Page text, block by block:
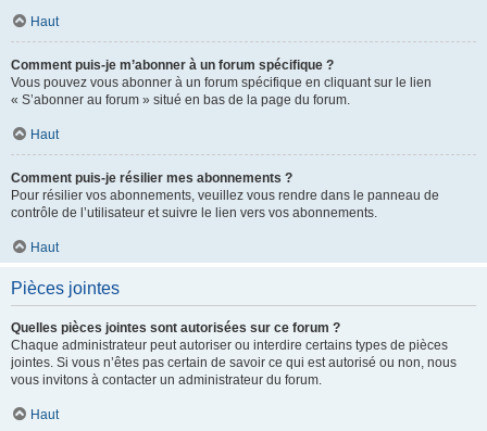
Haut
Comment puis-je m’abonner à un forum spécifique ?
Vous pouvez vous abonner à un forum spécifique en cliquant sur le lien
« S’abonner au forum » situé en bas de la page du forum.
Haut
Comment puis-je résilier mes abonnements ?
Pour résilier vos abonnements, veuillez vous rendre dans le panneau de
contrôle de l’utilisateur et suivre le lien vers vos abonnements.
Haut
Pièces jointes
Quelles pièces jointes sont autorisées sur ce forum ?
Chaque administrateur peut autoriser ou interdire certains types de pièces
jointes. Si vous n’êtes pas certain de savoir ce qui est autorisé ou non, nous
vous invitons à contacter un administrateur du forum.
Haut